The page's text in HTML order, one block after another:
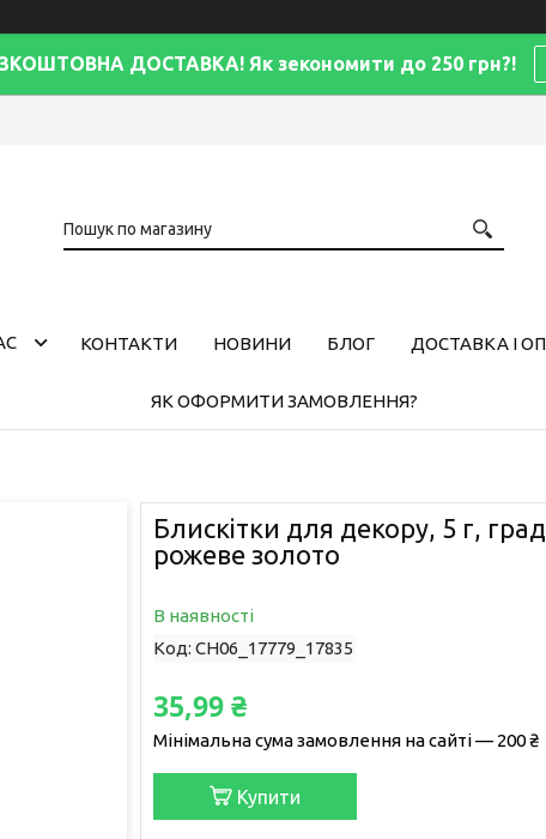
ДОСТАВКА! Як зекономити до 250 грн?!
КОНТАКТИ НОВИНИ БЛОГ ДОСТАВКА І
ЯК ОФОРМИТИ ЗАМОВЛЕННЯ?
Блискітки для декору, 5 г,
рожеве золото
В наявності
Код: CH06_17779_17835
35,99 ₴
Мінімальна сума замовлення на сайті — 200 ₴
Купити